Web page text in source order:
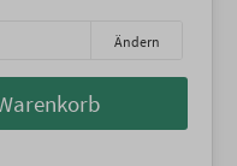
Ändern